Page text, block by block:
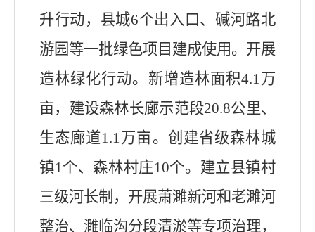
升行动，县城6个出入口、 碱河路北
游园等一批绿色项目建成使用。开展
造林绿化行动。新增造林面积4.1万
亩，建设森林长廊示范段20.8公里、
生态廊道1.1万亩。创建省级森林城
镇1个、森林村庄10个。建立县镇村
三级河长制，开展萧濉新河和老濉河
整治、 濉临沟分段清淤等专项治理，